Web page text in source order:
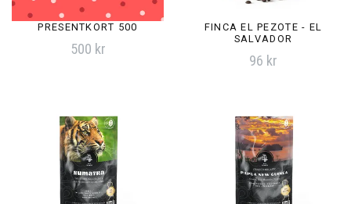
PRESENTKORT 500
500 kr
FINCA EL PEZOTE - EL
SALVADOR
96 kr